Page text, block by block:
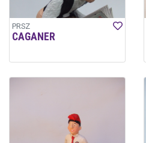
PRSZ
CAGANER